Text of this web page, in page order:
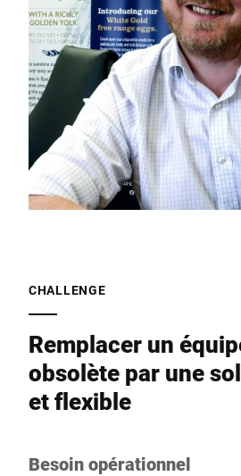
CHALLENGE
Remplacer un
obsolète par une
et flexible
Besoin opérationnel